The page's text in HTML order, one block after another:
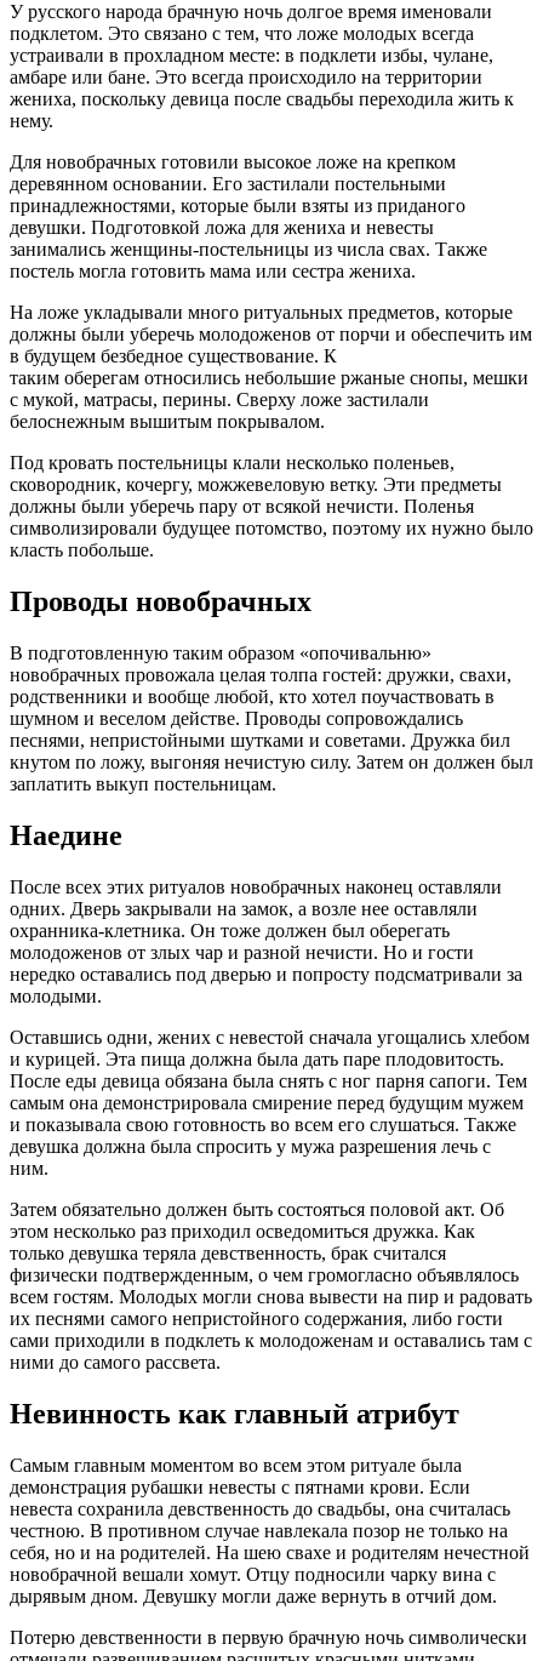
У русского народа брачную ночь долгое время именовали
подклетом. Это связано с тем, что ложе молодых всегда
устраивали в прохладном месте: в подклети избы, чулане,
амбаре или бане. Это всегда происходило на территории
жениха, поскольку девица после свадьбы переходила жить к
нему.
Для новобрачных готовили высокое ложе на крепком
деревянном основании. Его застилали постельными
принадлежностями, которые были взяты из приданого
девушки. Подготовкой ложа для жениха и невесты
занимались женщины-постельницы из числа свах. Также
постель могла готовить мама или сестра жениха.
На ложе укладывали много ритуальных предметов, которые
должны были уберечь молодоженов от порчи и обеспечить им
в будущем безбедное существование. К
таким оберегам относились небольшие ржаные снопы, мешки
с мукой, матрасы, перины. Сверху ложе застилали
белоснежным вышитым покрывалом.
Под кровать постельницы клали несколько поленьев,
сковородник, кочергу, можжевеловую ветку. Эти предметы
должны были уберечь пару от всякой нечисти. Поленья
символизировали будущее потомство, поэтому их нужно было
класть побольше.
Проводы новобрачных
В подготовленную таким образом «опочивальню»
новобрачных провожала целая толпа гостей: дружки, свахи,
родственники и вообще любой, кто хотел поучаствовать в
шумном и веселом действе. Проводы сопровождались
песнями, непристойными шутками и советами. Дружка бил
кнутом по ложу, выгоняя нечистую силу. Затем он должен был
заплатить выкуп постельницам.
Наедине
После всех этих ритуалов новобрачных наконец оставляли
одних. Дверь закрывали на замок, а возле нее оставляли
охранника-клетника. Он тоже должен был оберегать
молодоженов от злых чар и разной нечисти. Но и гости
нередко оставались под дверью и попросту подсматривали за
молодыми.
Оставшись одни, жених с невестой сначала угощались хлебом
и курицей. Эта пища должна была дать паре плодовитость.
После еды девица обязана была снять с ног парня сапоги. Тем
самым она демонстрировала смирение перед будущим мужем
и показывала свою готовность во всем его слушаться. Также
девушка должна была спросить у мужа разрешения лечь с
ним.
Затем обязательно должен быть состояться половой акт. Об
этом несколько раз приходил осведомиться дружка. Как
только девушка теряла девственность, брак считался
физически подтвержденным, о чем громогласно объявлялось
всем гостям. Молодых могли снова вывести на пир и радовать
их песнями самого непристойного содержания, либо гости
сами приходили в подклеть к молодоженам и оставались там с
ними до самого рассвета.
Невинность как главный атрибут
Самым главным моментом во всем этом ритуале была
демонстрация рубашки невесты с пятнами крови. Если
невеста сохранила девственность до свадьбы, она считалась
честною. В противном случае навлекала позор не только на
себя, но и на родителей. На шею свахе и родителям нечестной
новобрачной вешали хомут. Отцу подносили чарку вина с
дырявым дном. Девушку могли даже вернуть в отчий дом.
Потерю девственности в первую брачную ночь символически